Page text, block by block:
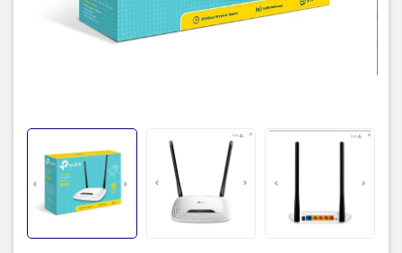
10-20 User
Mô tả khác
Mạng khách: cung cấp quyền truy cập riêng biệt
cho khách trong khi vẫn đảm bảo mạng gia đình.
IPv6: tương thích với IPv6 (Internet Protocol version
6).
Nút WPS: mã hóa bảo mật không dây dễ dàng bằng
cách nhấn nút WPS.
IPTV: hỗ trợ IGMP Proxy/Snooping, Cầu nối và Tag